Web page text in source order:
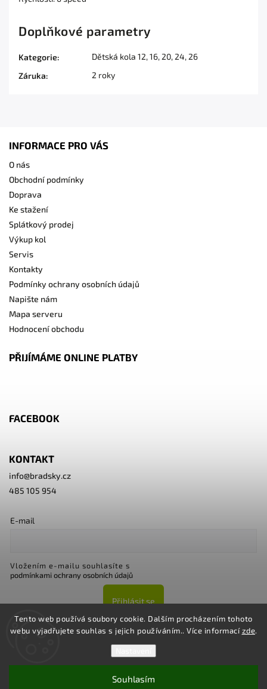
Tento web používá soubory cookie. Dalším procházením tohoto
webu vyjadřujete souhlas s jejich používáním.. Více informacízde.
Souhlasím
Doplňkové parametry
Kategorie:
Dětská kola 12, 16, 20, 24, 26
Záruka: 2 roky
INFORMACE PRO VÁS
O nás
Obchodní podmínky
Doprava
Ke stažení
Splátkový prodej
Výkup kol
Servis
Kontakty
Podmínky ochrany osobních údajů
Napište nám
Mapa serveru
Hodnocení obchodu
PŘIJÍMÁME ONLINE PLATBY
FACEBOOK
KONTAKT
info@bradsky.cz
485 105 954
E-mail
Vložením e-mailu souhlasíte s
podmínkami ochrany osobních údajů
Přihlásit se